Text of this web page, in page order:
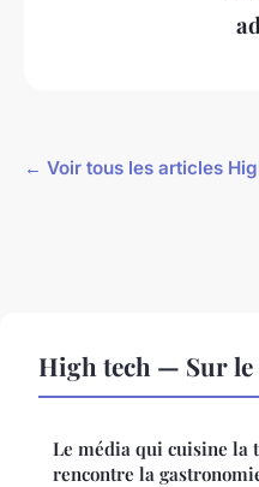
← Voir tous les articles
High tech — Sur le
Le média qui cuisine la
rencontre la